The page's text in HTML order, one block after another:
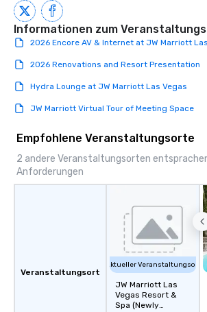
Informationen zum
2026 Encore AV & Internet at JW Marriott
2026 Renovations and Resort Presentation
Hydra Lounge at JW Marriott Las Vegas
JW Marriott Virtual Tour of Meeting Space
Empfohlene Veranstaltungsorte
2 andere Veranstaltungsorten
Anforderungen
Veranstaltungsort
Aktueller Veranstaltungsort
JW Marriott Las
Vegas Resort &
Spa (Newly